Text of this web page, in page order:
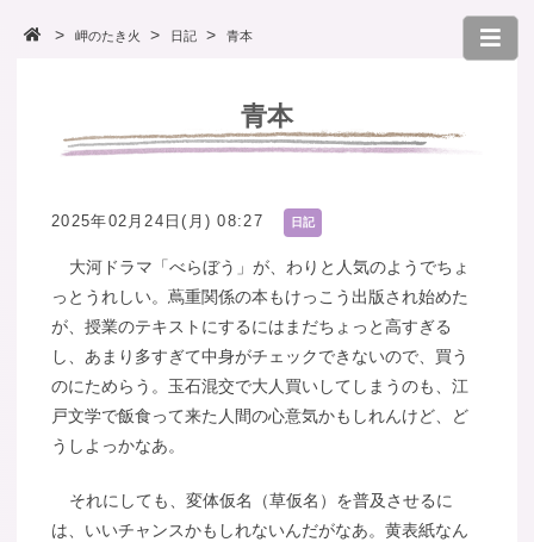
岬のたき火 日記 青本
青本
2025年02月24日(月) 08:27 日記
大河ドラマ「べらぼう」が、わりと人気のようでちょ
っとうれしい。蔦重関係の本もけっこう出版され始めた
が、授業のテキストにするにはまだちょっと高すぎる
し、あまり多すぎて中身がチェックできないので、買う
のにためらう。玉石混交で大人買いしてしまうのも、江
戸文学で飯食って来た人間の心意気かもしれんけど、ど
うしよっかなあ。
それにしても、変体仮名（草仮名）を普及させるに
は、いいチャンスかもしれないんだがなあ。黄表紙なん